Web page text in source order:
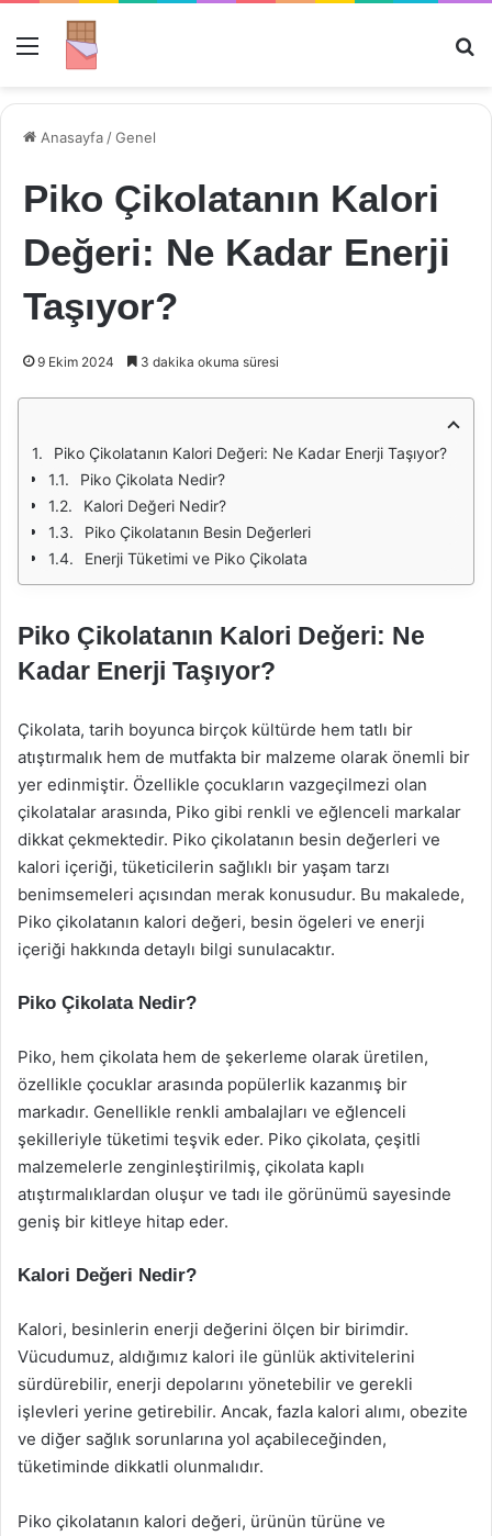
Menü
Anasayfa /Genel
Piko Çikolatanın Kalori
Değeri: Ne Kadar Enerji
Taşıyor?
9 Ekim 2024 3 dakika okuma süresi
Piko Çikolatanın Kalori Değeri: Ne Kadar Enerji Taşıyor?
Piko Çikolata Nedir?
Kalori Değeri Nedir?
Piko Çikolatanın Besin Değerleri
Enerji Tüketimi ve Piko Çikolata
Piko Çikolatanın Kalori Değeri: Ne
Kadar Enerji Taşıyor?
Çikolata, tarih boyunca birçok kültürde hem tatlı bir
atıştırmalık hem de mutfakta bir malzeme olarak önemli bir
yer edinmiştir. Özellikle çocukların vazgeçilmezi olan
çikolatalar arasında, Piko gibi renkli ve eğlenceli markalar
dikkat çekmektedir. Piko çikolatanın besin değerleri ve
kalori içeriği, tüketicilerin sağlıklı bir yaşam tarzı
benimsemeleri açısından merak konusudur. Bu makalede,
Piko çikolatanın kalori değeri, besin ögeleri ve enerji
içeriği hakkında detaylı bilgi sunulacaktır.
Piko Çikolata Nedir?
Piko, hem çikolata hem de şekerleme olarak üretilen,
özellikle çocuklar arasında popülerlik kazanmış bir
markadır. Genellikle renkli ambalajları ve eğlenceli
şekilleriyle tüketimi teşvik eder. Piko çikolata, çeşitli
malzemelerle zenginleştirilmiş, çikolata kaplı
atıştırmalıklardan oluşur ve tadı ile görünümü sayesinde
geniş bir kitleye hitap eder.
Kalori Değeri Nedir?
Kalori, besinlerin enerji değerini ölçen bir birimdir.
Vücudumuz, aldığımız kalori ile günlük aktivitelerini
sürdürebilir, enerji depolarını yönetebilir ve gerekli
işlevleri yerine getirebilir. Ancak, fazla kalori alımı, obezite
ve diğer sağlık sorunlarına yol açabileceğinden,
tüketiminde dikkatli olunmalıdır.
Piko çikolatanın kalori değeri, ürünün türüne ve